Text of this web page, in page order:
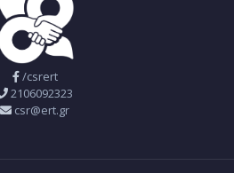
/csrert
2106092323
csr@ert.gr